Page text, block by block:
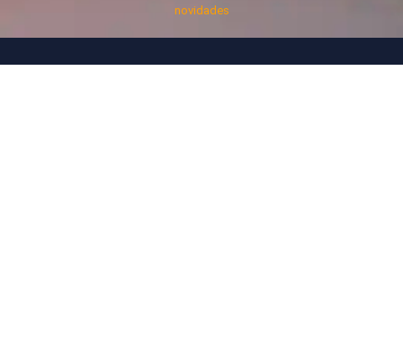
novidades